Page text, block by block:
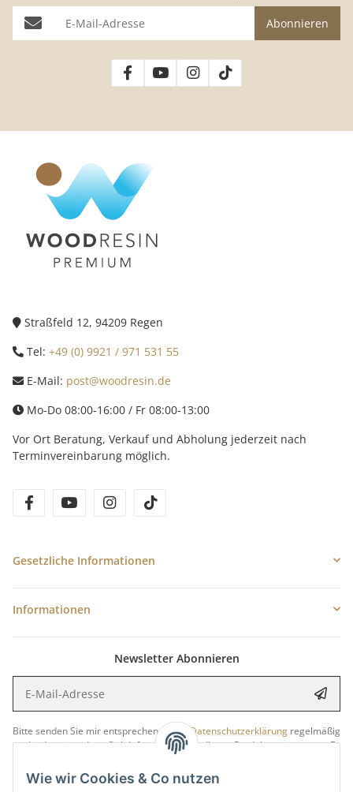
Wie wir Cookies & Co nutzen
E-Mail-Adresse Abonnieren
Straßfeld 12, 94209 Regen
Tel: +49 (0) 9921 / 971 531 55
E-Mail: post@woodresin.de
Mo-Do 08:00-16:00 / Fr 08:00-13:00
Vor Ort Beratung, Verkauf und Abholung jederzeit nach
Terminvereinbarung möglich.
facebookyoutube instagram
Gesetzliche Informationen
Informationen
Newsletter Abonnieren
Bitte senden Sie mir entsprechend IhrerDatenschutzerklärung regelmäßig
und jederzeit widerruflich Informationen zu Ihrem Produktsortiment per E-
Mail zu.